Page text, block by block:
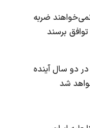
ضربه
برسند
در دو سال آینده
شد